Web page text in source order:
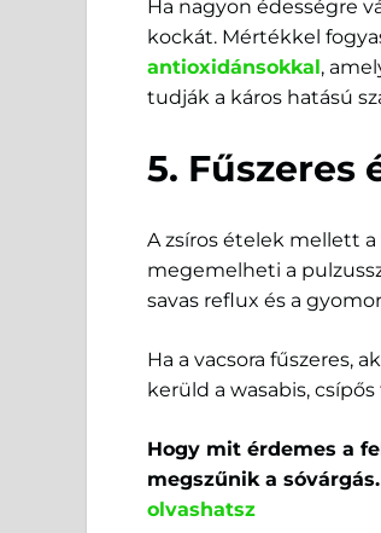
Ha nagyon édességre
kockát. Mértékkel
antioxidánsokkal,
tudják a káros hatású
5. Fűszeres
A zsíros ételek mellett
megemelheti a
savas reflux és a
Ha a vacsora fűszeres,
kerüld a wasabis,
Hogy mit érdemes a
megszűnik a
olvashatsz